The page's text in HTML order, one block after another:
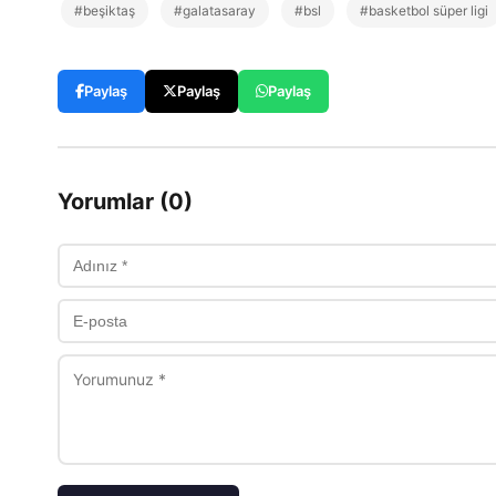
#beşiktaş #galatasaray #bsl #basketbol süper ligi
Paylaş Paylaş Paylaş
Yorumlar (0)